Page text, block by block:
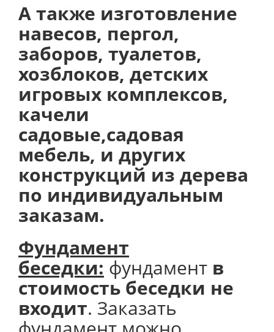
А также изготовление
навесов, пергол,
заборов, туалетов,
хозблоков, детских
игровых комплексов,
качели
садовые,садовая
мебель, и других
конструкций из дерева
по индивидуальным
заказам.
Фундамент
беседки: фундамент в
стоимость беседки не
входит. Заказать